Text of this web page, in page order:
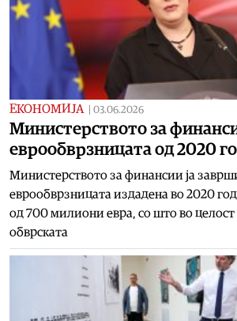
ЕКОНОМИЈА 03.06.2026
Министерството за
еврообврзницата од 2020
Министерството за финансии ја
еврообврзницата издадена во 2020
од 700 милиони евра, со што во целост
обврската